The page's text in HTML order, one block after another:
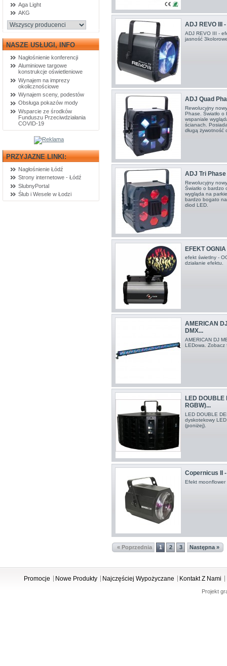
Aga Light
AKG
NASZE USŁUGI, INFO
Nagłośnienie konferencji
Aluminiowe targowe
konstrukcje oświetleniowe
Wynajem na imprezy
okolicznościowe
Wynajem sceny, podestów
Obsługa pokazów mody
Wsparcie ze środków
Funduszu Przeciwdziałania
COVID-19
PRZYJAZNE LINKI:
Nagłośnienie Łódź
Strony internetowe - Łódź
SlubnyPortal
Ślub i Wesele w Łodzi
ADJ REVO III
ADJ REVO III -
jasność
ADJ Quad
Rewolucyjny
Phase. Światło o
wspaniale
ścianach.
długą żywotność
ADJ Tri
Rewolucyjny
Światło o bardzo
wygląda na
bardzo bogato
diod LED.
EFEKT OGNIA
efekt świetlny -
działanie efektu.
AMERICAN
DMX...
AMERICAN DJ
LEDowa. Zobacz
LED DOUBLE
RGBW)...
LED DOUBLE
dyskotekowy
(poniżej).
Copernicus II
Efekt moonflower
« Poprzednia 1 2 3 Następna »
Promocje Nowe Produkty Najczęściej Wypożyczane Kontakt Z Nami
Projekt